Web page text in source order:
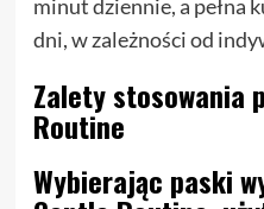
minut dziennie, a pełna
dni, w zależności od
Zalety stosowania
Routine
Wybierając paski